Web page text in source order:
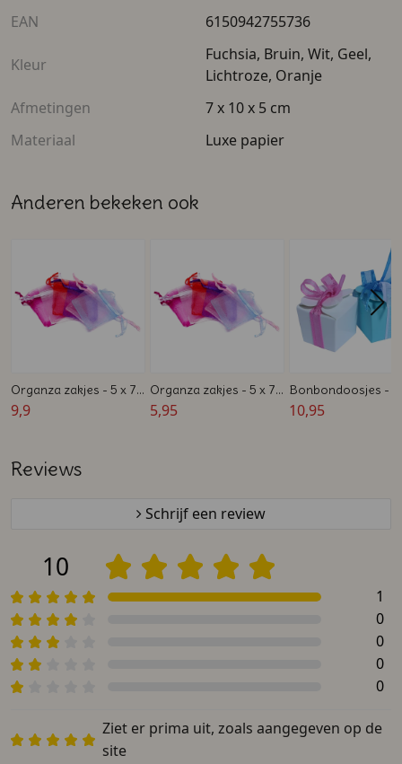
EAN
6150942755736
Kleur
Fuchsia, Bruin, Wit, Geel,
Lichtroze, Oranje
Afmetingen
7 x 10 x 5 cm
Materiaal
Luxe papier
Anderen bekeken ook
Organza zakjes - 5 x 7
cm - Wit, Roze, Blauw,
9,9
Organza zakjes - 5 x 7
cm - Wit, Roze, Blauw,
5,95
Bonbondoosjes -
1 bonbon - Diverse
10,95
Reviews
Schrijf een review
10
1
0
0
0
0
Ziet er prima uit, zoals aangegeven op de
site